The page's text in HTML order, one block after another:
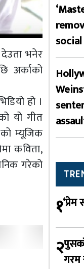
भनेर
अर्काको
हो ।
यो गीत
म्यूजिक
कविता,
गरेको
१
२गरम